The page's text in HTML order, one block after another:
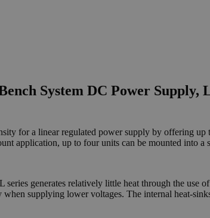
System DC Power
for a linear regulated power supply by offering
application, up to four units can be mounted into a
generates relatively little heat through the
supplying lower voltages. The internal heat-